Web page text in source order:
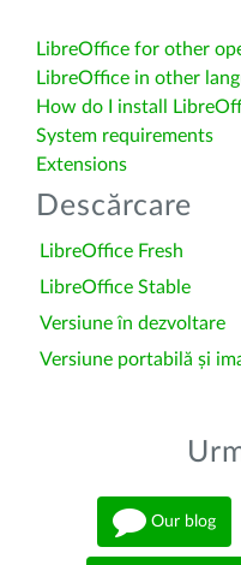
LibreOffice for other
LibreOffice in other
How do I install
System requirements
Extensions
Descărcare
LibreOffice Fresh
LibreOffice Stable
Versiune în dezvoltare
Versiune portabilă și
Our blog